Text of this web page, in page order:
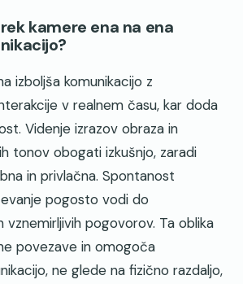
kamere ena na ena
izboljša komunikacijo z
v realnem času, kar doda
Videnje izrazov obraza in
tonov obogati izkušnjo, zaradi
in privlačna. Spontanost
pogosto vodi do
vznemirljivih pogovorov. Ta oblika
povezave in omogoča
ne glede na fizično razdaljo,